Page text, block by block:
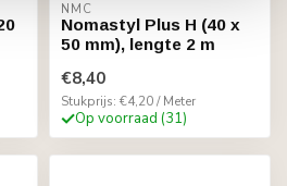
NMC
Nomastyl Plus H (40 x
50 mm), lengte 2 m
€8,40
Stukprijs: €4,20 / Meter
Op voorraad (31)